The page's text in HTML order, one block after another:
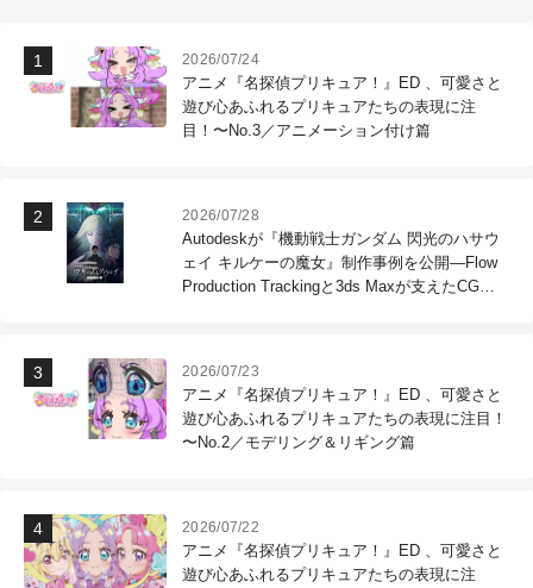
2026/07/24
アニメ『名探偵プリキュア！』ED 、可愛さと
遊び心あふれるプリキュアたちの表現に注
目！〜No.3／アニメーション付け篇
2026/07/28
Autodeskが『機動戦士ガンダム 閃光のハサウ
ェイ キルケーの魔女』制作事例を公開―Flow
Production Trackingと3ds Maxが支えたCG制
2026/07/23
アニメ『名探偵プリキュア！』ED 、可愛さと
遊び心あふれるプリキュアたちの表現に注目！
〜No.2／モデリング＆リギング篇
2026/07/22
アニメ『名探偵プリキュア！』ED 、可愛さと
遊び心あふれるプリキュアたちの表現に注